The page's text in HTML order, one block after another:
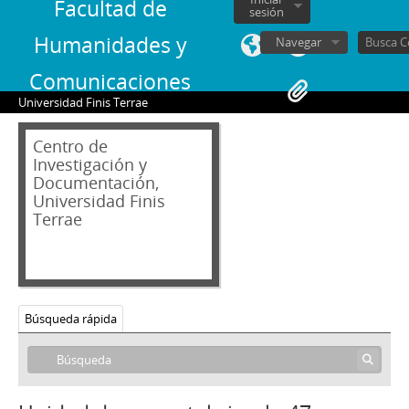
Facultad de
Humanidades y
Comunicaciones
sesión
Navegar
Universidad Finis Terrae
Centro de
Investigación y
Documentación,
Universidad Finis
Terrae
Búsqueda rápida
24 - Revista Mundo, junio de 1973. El momento actual de la educación en Chile
25 - Librillo de tipo informativo y conceptual por parte del entonces ministro Sergio Fernández, titulado Hacia una nueva institucionalidad
27 - Documento informativo del Centro de estudiantes de la Escuela de Educación de UDEC que presenta las ideas básicas para la nueva constitución
28 - Boletín del Centro de estudiantes del Pedagógico (CEP) con llamado a plebiscito estudiantil
29 - Mundo real, núm., 5: boletín dependiente de la Academia de Ciencias Sociales del Instituto Nacional
31 - Compendio mecanografiado titulado Principios y conductas básicas en el Chile de hoy y mañana, a cargo de la DINACOS
32 - Folleto El comunismo significa..., núm., 1, por Sergio Fernández
36 - Discurso en formato de folleto, titulado Partido demócrata cristiano, por Bernardo Leighton Guzmán
37 - Estudio mecanografiado de Óscar Dominguez C., titulado Nuevos objetivos para una política social
38 - Discurso mecanografiado, titulado La corporación de fomento de la economía y del futuro, por Jorge Rogers Sotomayor
39 - Reglamento orgánico del Departamento técnico nacional del Partido Demócrata Cristiano
40 - Boletín mecanografiado de la Agrupación de familiares de relegados y ex-relegados, edición titulada Todo Chile relegado!!. Octubre a noviembre de 1984, núm., 6